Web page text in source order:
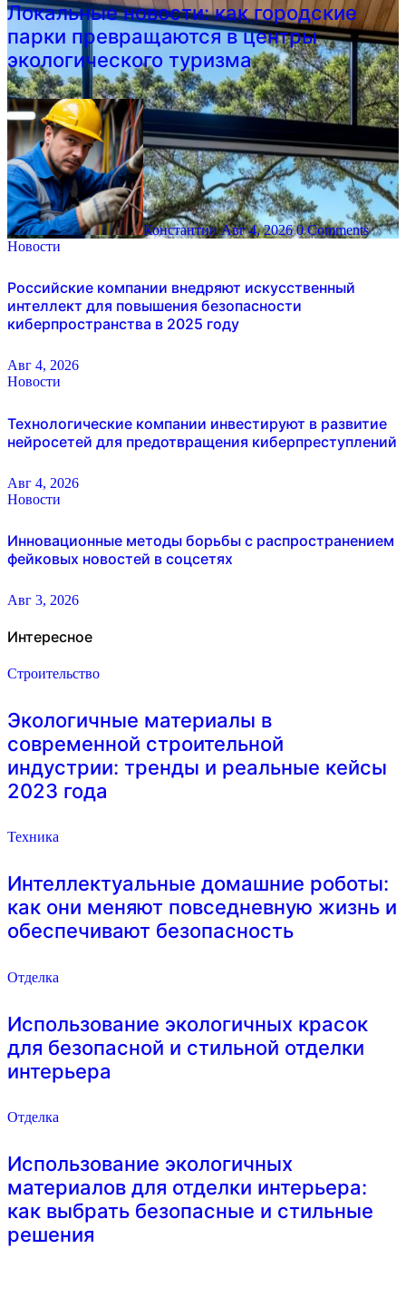
Локальные новости: как городские
парки превращаются в центры
экологического туризма
КонстантинАвг 4, 2026 0 Comments
Новости
Российские компании внедряют искусственный
интеллект для повышения безопасности
киберпространства в 2025 году
Авг 4, 2026
Новости
Технологические компании инвестируют в развитие
нейросетей для предотвращения киберпреступлений
Авг 4, 2026
Новости
Инновационные методы борьбы с распространением
фейковых новостей в соцсетях
Авг 3, 2026
Интересное
Строительство
Экологичные материалы в
современной строительной
индустрии: тренды и реальные кейсы
2023 года
Техника
Интеллектуальные домашние роботы:
как они меняют повседневную жизнь и
обеспечивают безопасность
Отделка
Использование экологичных красок
для безопасной и стильной отделки
интерьера
Отделка
Использование экологичных
материалов для отделки интерьера:
как выбрать безопасные и стильные
решения